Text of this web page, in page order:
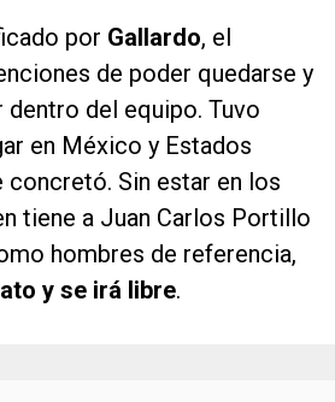
por Gallardo, el
de poder quedarse y
dentro del equipo. Tuvo
en México y Estados
concretó. Sin estar en los
tiene a Juan Carlos Portillo
hombres de referencia,
y se irá libre.